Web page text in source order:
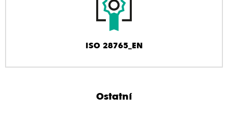
ISO 28765_EN
Ostatní